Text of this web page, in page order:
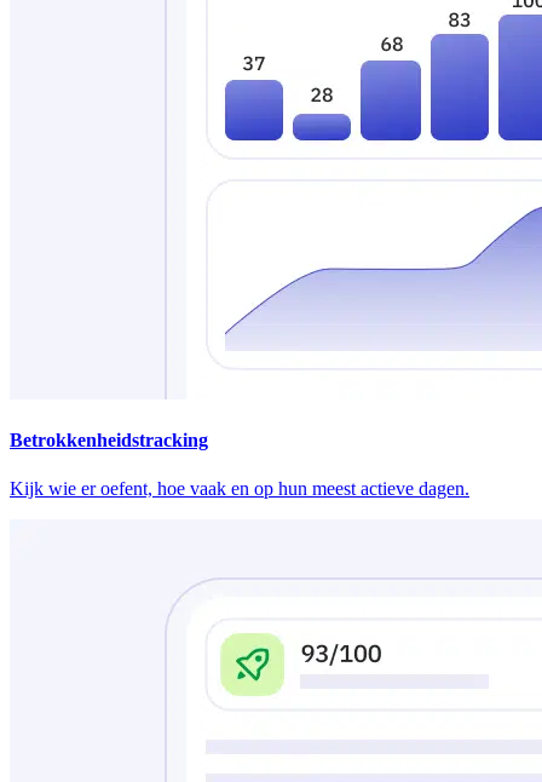
Betrokkenheidstracking
Kijk wie er oefent, hoe vaak en op hun meest actieve dagen.